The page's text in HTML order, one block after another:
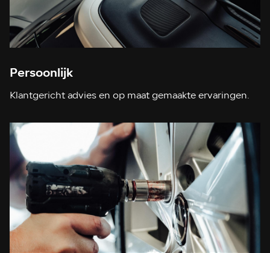
Persoonlijk
Klantgericht advies en op maat gemaakte ervaringen.